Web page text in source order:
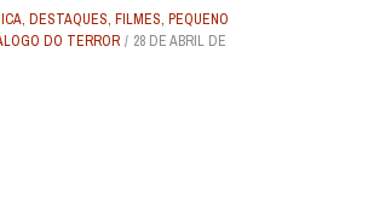
, DESTAQUES, FILMES, PEQUENO
DO TERROR
28 DE ABRIL DE